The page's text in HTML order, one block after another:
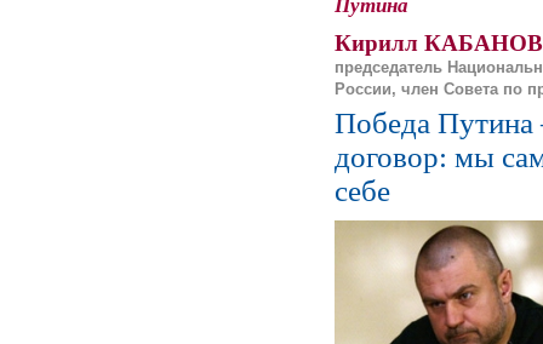
Путина
Кирилл
председатель
России, член Совета по
Победа
договор: мы
себе